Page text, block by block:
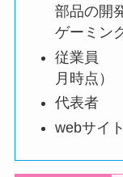
部品の開
ゲーミン
従業員
月時点）
代表者
webサイト